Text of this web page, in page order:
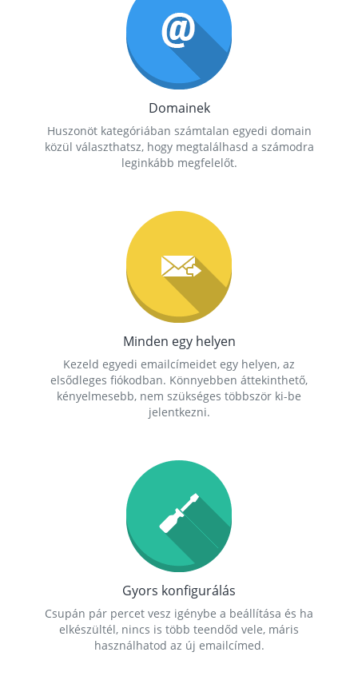
Domainek
Huszonöt kategóriában számtalan egyedi domain
közül választhatsz, hogy megtalálhasd a számodra
leginkább megfelelőt.
Minden egy helyen
Kezeld egyedi emailcímeidet egy helyen, az
elsődleges fiókodban. Könnyebben áttekinthető,
kényelmesebb, nem szükséges többször ki-be
jelentkezni.
Gyors konfigurálás
Csupán pár percet vesz igénybe a beállítása és ha
elkészültél, nincs is több teendőd vele, máris
használhatod az új emailcímed.